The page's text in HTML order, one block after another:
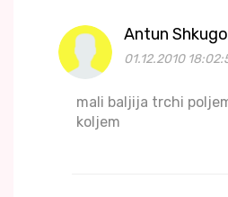
Antun
01.12.2010
mali baljija trchi
koljem